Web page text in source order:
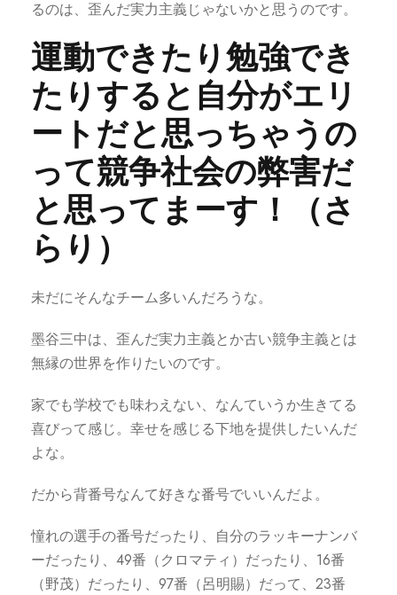
るのは、歪んだ実力主義じゃないかと思うのです。
運動できたり勉強でき
たりすると自分がエリ
ートだと思っちゃうの
って競争社会の弊害だ
と思ってまーす！（さ
らり）
未だにそんなチーム多いんだろうな。
墨谷三中は、歪んだ実力主義とか古い競争主義とは
無縁の世界を作りたいのです。
家でも学校でも味わえない、なんていうか生きてる
喜びって感じ。幸せを感じる下地を提供したいんだ
よな。
だから背番号なんて好きな番号でいいんだよ。
憧れの選手の番号だったり、自分のラッキーナンバ
ーだったり、49番（クロマティ）だったり、16番
（野茂）だったり、97番（呂明賜）だって、23番